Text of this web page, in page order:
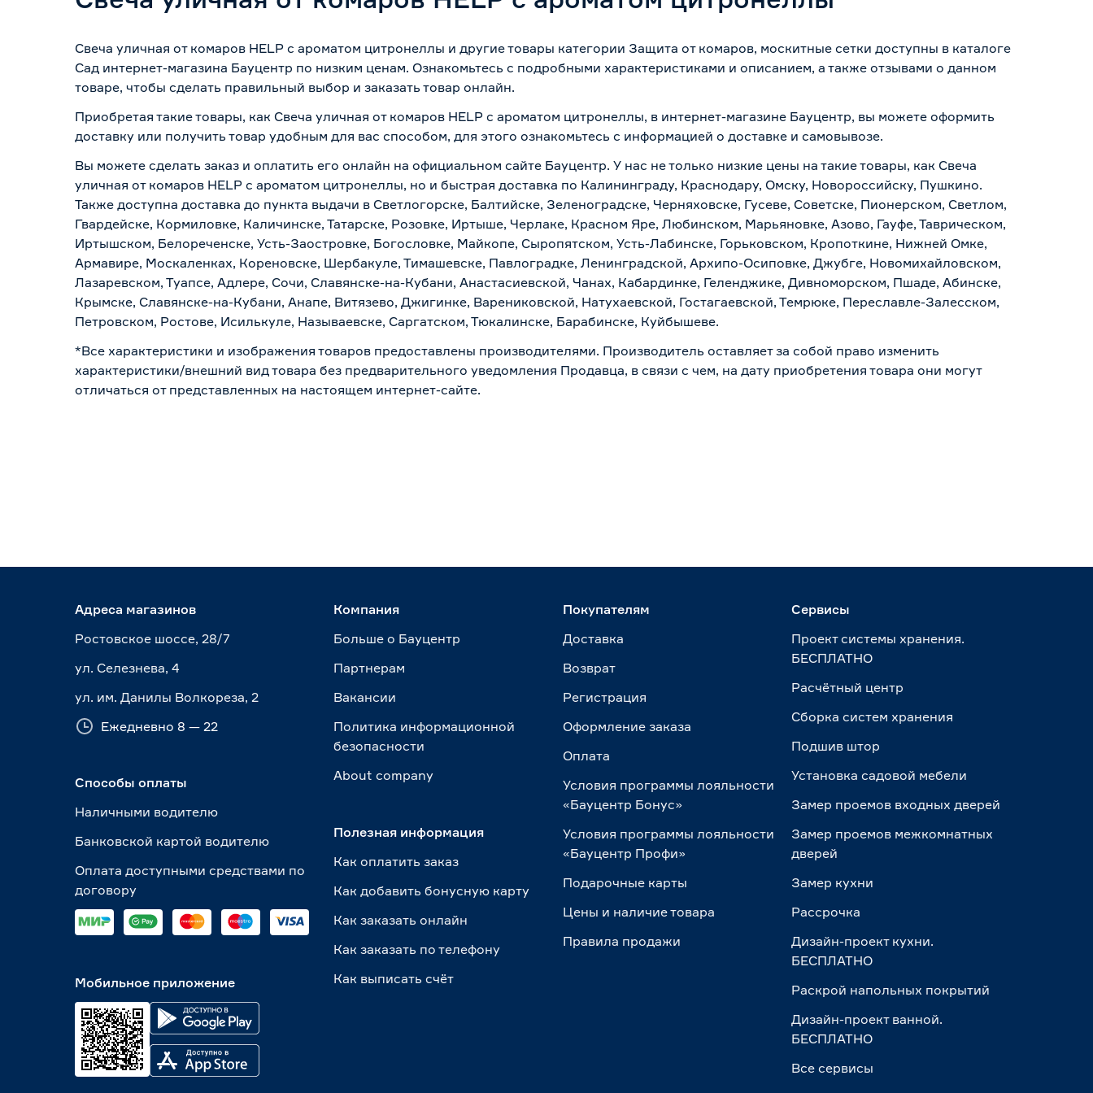
Свеча уличная от комаров HELP с ароматом цитронеллы и другие товары категории Защита от комаров, москитные сетки доступны в каталоге
Сад интернет-магазина Бауцентр по низким ценам. Ознакомьтесь с подробными характеристиками и описанием, а также отзывами о данном
товаре, чтобы сделать правильный выбор и заказать товар онлайн.
Приобретая такие товары, как Свеча уличная от комаров HELP с ароматом цитронеллы, в интернет-магазине Бауцентр, вы можете оформить
доставку или получить товар удобным для вас способом, для этого ознакомьтесь с информацией о доставке и самовывозе.
Вы можете сделать заказ и оплатить его онлайн на официальном сайте Бауцентр. У нас не только низкие цены на такие товары, как Свеча
уличная от комаров HELP с ароматом цитронеллы, но и быстрая доставка по Калининграду, Краснодару, Омску, Новороссийску, Пушкино.
Также доступна доставка до пункта выдачи в Светлогорске, Балтийске, Зеленоградске, Черняховске, Гусеве, Советске, Пионерском, Светлом,
Гвардейске, Кормиловке, Каличинске, Татарске, Розовке, Иртыше, Черлаке, Красном Яре, Любинском, Марьяновке, Азово, Гауфе, Таврическом,
Иртышском, Белореченске, Усть-Заостровке, Богословке, Майкопе, Сыропятском, Усть-Лабинске, Горьковском, Кропоткине, Нижней Омке,
Армавире, Москаленках, Кореновске, Шербакуле, Тимашевске, Павлоградке, Ленинградской, Архипо-Осиповке, Джубге, Новомихайловском,
Лазаревском, Туапсе, Адлере, Сочи, Славянске-на-Кубани, Анастасиевской, Чанах, Кабардинке, Геленджике, Дивноморском, Пшаде, Абинске,
Крымске, Славянске-на-Кубани, Анапе, Витязево, Джигинке, Варениковской, Натухаевской, Гостагаевской, Темрюке, Переславле-Залесском,
Петровском, Ростове, Исилькуле, Называевске, Саргатском, Тюкалинске, Барабинске, Куйбышеве.
*Все характеристики и изображения товаров предоставлены производителями. Производитель оставляет за собой право изменить
характеристики/внешний вид товара без предварительного уведомления Продавца, в связи с чем, на дату приобретения товара они могут
отличаться от представленных на настоящем интернет-сайте.
Адреса магазинов
Ростовское шоссе, 28/7
ул. Селезнева, 4
ул. им. Данилы Волкореза, 2
Ежедневно 8 — 22
Способы оплаты
Наличными водителю
Банковской картой водителю
Оплата доступными средствами по
договору
Мобильное приложение
Компания
Больше о Бауцентр
Партнерам
Вакансии
Политика информационной
безопасности
About сompany
Полезная информация
Как оплатить заказ
Как добавить бонусную карту
Как заказать онлайн
Как заказать по телефону
Как выписать счёт
Покупателям
Доставка
Возврат
Регистрация
Оформление заказа
Оплата
Условия программы лояльности
«Бауцентр Бонус»
Условия программы лояльности
«Бауцентр Профи»
Подарочные карты
Цены и наличие товара
Правила продажи
Сервисы
Проект системы хранения.
БЕСПЛАТНО
Расчётный центр
Сборка систем хранения
Подшив штор
Установка садовой мебели
Замер проемов входных дверей
Замер проемов межкомнатных
дверей
Замер кухни
Рассрочка
Дизайн-проект кухни.
БЕСПЛАТНО
Раскрой напольных покрытий
Дизайн-проект ванной.
БЕСПЛАТНО
Все сервисы